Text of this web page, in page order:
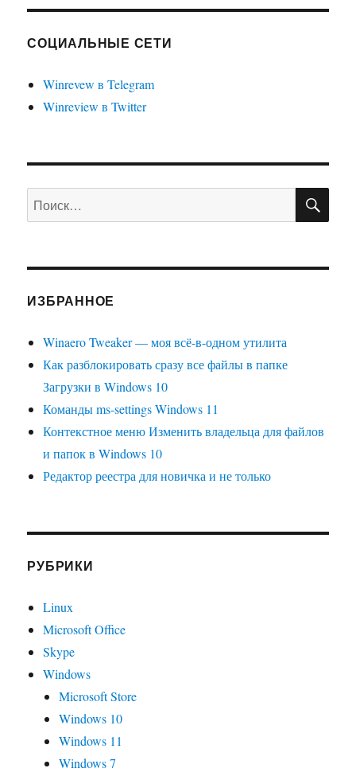
СОЦИАЛЬНЫЕ СЕТИ
Winrevew в Telegram
Winreview в Twitter
Искать:
ИЗБРАННОЕ
Winaero Tweaker — моя всё-в-одном утилита
Как разблокировать сразу все файлы в папке
Загрузки в Windows 10
Команды ms-settings Windows 11
Контекстное меню Изменить владельца для файлов
и папок в Windows 10
Редактор реестра для новичка и не только
РУБРИКИ
Linux
Microsoft Office
Skype
Windows
Microsoft Store
Windows 10
Windows 11
Windows 7